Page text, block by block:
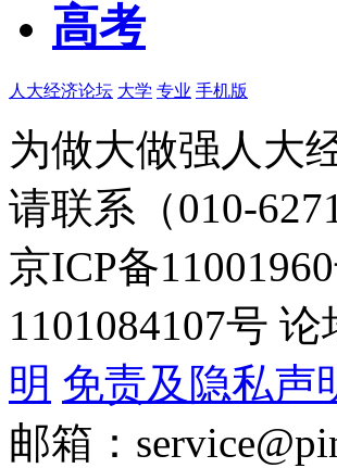
高考
人大经济论坛 大学 专业 手机版
为做大做强人大
请联系（010-
京ICP备
1101084107号
明 免责及隐私声
邮箱：